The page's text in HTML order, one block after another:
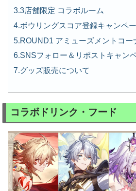
3店舗限定 コラボルーム
ボウリングスコア登録キャンペ
ROUND1 アミューズメントコー
SNSフォロー＆リポストキャン
グッズ販売について
コラボドリンク・フード